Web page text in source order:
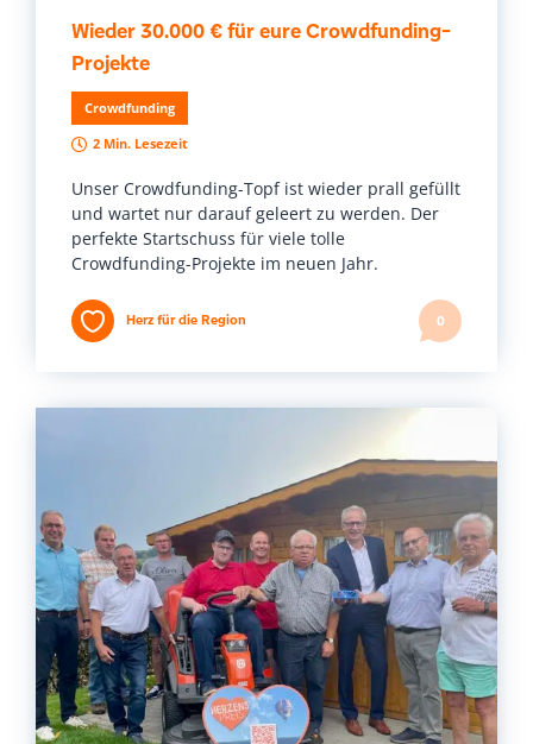
Wieder 30.000 € für eure Crowdfunding-
Projekte
Crowdfunding
2 Min. Lesezeit
Unser Crowdfunding-Topf ist wieder prall gefüllt
und wartet nur darauf geleert zu werden. Der
perfekte Startschuss für viele tolle
Crowdfunding-Projekte im neuen Jahr.
Herz für die Region 0